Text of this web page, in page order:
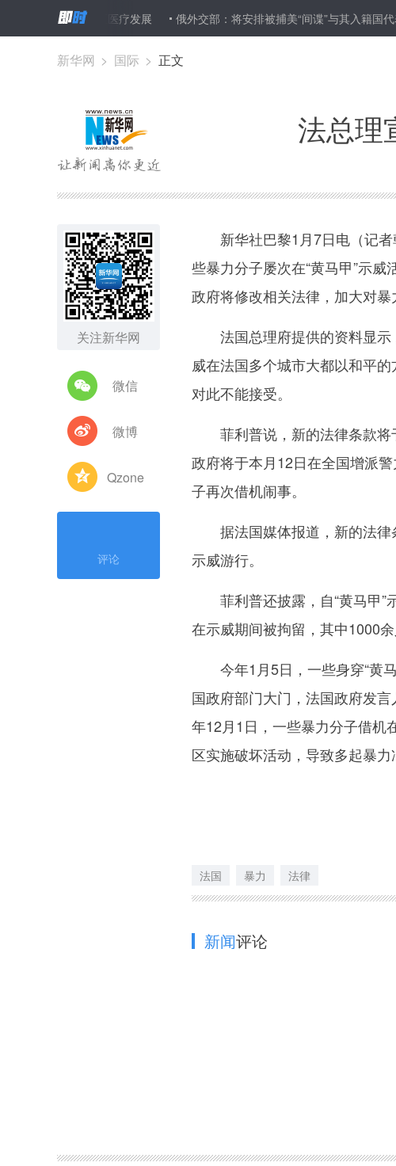
山贫困地区医疗发展 俄外交部：将安排被捕美“间谍”与其入籍国代表会面
新华网 > 国际 > 正文
法总理
关注新华网
微信
微博
Qzone
评论
新华社巴黎1月7日电（记者
些暴力分子屡次在“黄马甲”示
政府将修改相关法律，加大对暴
法国总理府提供的资料显示
威在法国多个城市大都以和平
对此不能接受。
菲利普说，新的法律条款将
政府将于本月12日在全国增派
子再次借机闹事。
据法国媒体报道，新的法律
示威游行。
菲利普还披露，自“黄马甲”
在示威期间被拘留，其中1000余
今年1月5日，一些身穿“黄马
国政府部门大门，法国政府发
年12月1日，一些暴力分子借机
区实施破坏活动，导致多起暴力
法国 暴力 法律
新闻评论